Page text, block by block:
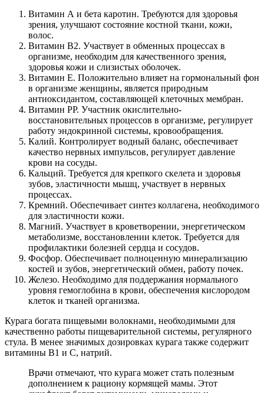
Витамин А и бета каротин. Требуются для здоровья
зрения, улучшают состояние костной ткани, кожи,
волос.
Витамин В2. Участвует в обменных процессах в
организме, необходим для качественного зрения,
здоровья кожи и слизистых оболочек.
Витамин Е. Положительно влияет на гормональный фон
в организме женщины, является природным
антиоксидантом, составляющей клеточных мембран.
Витамин РР. Участник окислительно-
восстановительных процессов в организме, регулирует
работу эндокринной системы, кровообращения.
Калий. Контролирует водный баланс, обеспечивает
качество нервных импульсов, регулирует давление
крови на сосуды.
Кальций. Требуется для крепкого скелета и здоровья
зубов, эластичности мышц, участвует в нервных
процессах.
Кремний. Обеспечивает синтез коллагена, необходимого
для эластичности кожи.
Магний. Участвует в кроветворении, энергетическом
метаболизме, восстановлении клеток. Требуется для
профилактики болезней сердца и сосудов.
Фосфор. Обеспечивает полноценную минерализацию
костей и зубов, энергетический обмен, работу почек.
Железо. Необходимо для поддержания нормального
уровня гемоглобина в крови, обеспечения кислородом
клеток и тканей организма.
Курага богата пищевыми волокнами, необходимыми для
качественно работы пищеварительной системы, регулярного
стула. В менее значимых дозировках курага также содержит
витамины В1 и С, натрий.
Врачи отмечают, что курага может стать полезным
дополнением к рациону кормящей мамы. Этот